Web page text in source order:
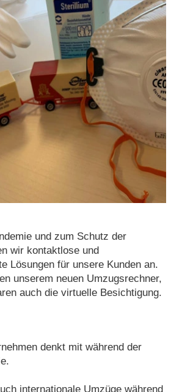
und zum Schutz der
wir kontaktlose und
Lösungen für unsere Kunden an.
unserem neuen Umzugsrechner,
auch die virtuelle Besichtigung.
denkt mit während der
internationale Umzüge während